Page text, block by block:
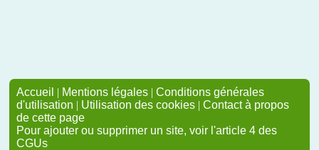
Accueil | Mentions légales | Conditions générales
d'utilisation | Utilisation des cookies | Contact à propos
de cette page
Pour ajouter ou supprimer un site, voir l'article 4 des
CGUs